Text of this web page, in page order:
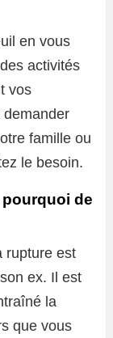
en vous
activités
vos
demander
famille ou
le besoin.
pourquoi de
rupture est
ex. Il est
la
que vous